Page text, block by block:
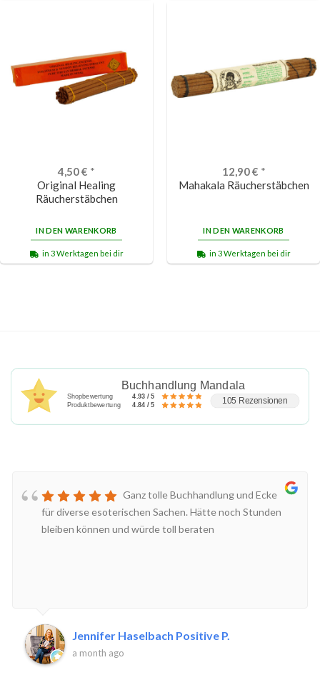
4,50€ *
Original Healing
Räucherstäbchen
IN DEN WARENKORB
in 3 Werktagen bei dir
12,90€ *
Mahakala Räucherstäbchen
IN DEN WARENKORB
in 3 Werktagen bei dir
Buchhandlung Mandala
Shopbewertung 4.93 / 5
Produktbewertung 4.84 / 5 105 Rezensionen
Ganz tolle Buchhandlung und Ecke
für diverse esoterischen Sachen. Hätte noch Stunden
bleiben können und würde toll beraten
Jennifer Haselbach Positive P.
a month ago